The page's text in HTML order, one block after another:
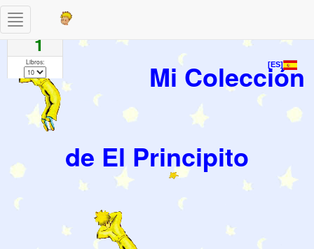
[ES]
Mi Colección
de El Principito
Toggle
navigation
Paginas
1
Libros: